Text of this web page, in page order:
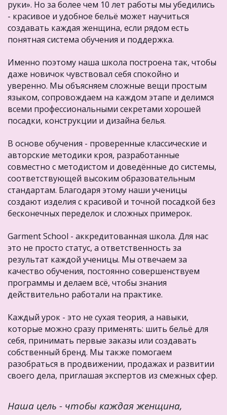
руки». Но за более чем 10 лет работы мы убедились
- красивое и удобное бельё может научиться
создавать каждая женщина, если рядом есть
понятная система обучения и поддержка.
Именно поэтому наша школа построена так, чтобы
даже новичок чувствовал себя спокойно и
уверенно. Мы объясняем сложные вещи простым
языком, сопровождаем на каждом этапе и делимся
всеми профессиональными секретами хорошей
посадки, конструкции и дизайна белья.
В основе обучения - проверенные классические и
авторские методики кроя, разработанные
совместно с методистом и доведённые до системы,
соответствующей высоким образовательным
стандартам. Благодаря этому наши ученицы
создают изделия с красивой и точной посадкой без
бесконечных переделок и сложных примерок.
Garment School - аккредитованная школа. Для нас
это не просто статус, а ответственность за
результат каждой ученицы. Мы отвечаем за
качество обучения, постоянно совершенствуем
программы и делаем всё, чтобы знания
действительно работали на практике.
Каждый урок - это не сухая теория, а навыки,
которые можно сразу применять: шить бельё для
себя, принимать первые заказы или создавать
собственный бренд. Мы также помогаем
разобраться в продвижении, продажах и развитии
своего дела, приглашая экспертов из смежных сфер.
Наша цель - чтобы каждая женщина,